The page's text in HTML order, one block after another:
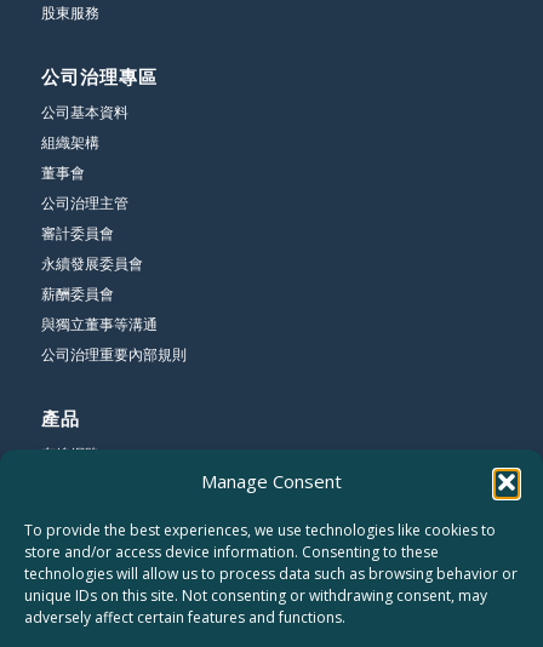
Manage Consent
To provide the best experiences, we use technologies like cookies to
store and/or access device information. Consenting to these
technologies will allow us to process data such as browsing behavior or
unique IDs on this site. Not consenting or withdrawing consent, may
adversely affect certain features and functions.
股東服務
公司治理專區
公司基本資料
組織架構
董事會
公司治理主管
審計委員會
永續發展委員會
薪酬委員會
與獨立董事等溝通
公司治理重要內部規則
產品
有線網路
公司
關於友勁